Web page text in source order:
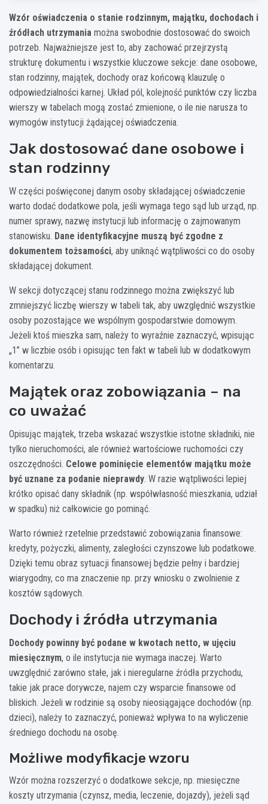
pełne, rzetelne i zgodne z prawdą, a moja sytuacja
rodzinna, majątkowa i dochodowa została przedstawiona w sposób wyczerpujący.
podstawie art. 233 § 1 Kodeksu karnego.
Miejscowość: …………………………………………………., dnia: ………….. / ………….. / …………………..
……………………………………………………..
Wzór pomocniczy – dostosuj treść do wymogów sądu, urzędu lub innej instytucji.
Wzór oświadczenia o stanie rodzinnym, majątku, dochodach i
źródłach utrzymania można swobodnie dostosować do swoich
potrzeb. Najważniejsze jest to, aby zachować przejrzystą
strukturę dokumentu i wszystkie kluczowe sekcje: dane osobowe,
stan rodzinny, majątek, dochody oraz końcową klauzulę o
odpowiedzialności karnej. Układ pól, kolejność punktów czy liczba
wierszy w tabelach mogą zostać zmienione, o ile nie narusza to
wymogów instytucji żądającej oświadczenia.
Jak dostosować dane osobowe i
stan rodzinny
W części poświęconej danym osoby składającej oświadczenie
warto dodać dodatkowe pola, jeśli wymaga tego sąd lub urząd, np.
numer sprawy, nazwę instytucji lub informację o zajmowanym
stanowisku. Dane identyfikacyjne muszą być zgodne z
dokumentem tożsamości, aby uniknąć wątpliwości co do osoby
składającej dokument.
W sekcji dotyczącej stanu rodzinnego można zwiększyć lub
zmniejszyć liczbę wierszy w tabeli tak, aby uwzględnić wszystkie
osoby pozostające we wspólnym gospodarstwie domowym.
Jeżeli ktoś mieszka sam, należy to wyraźnie zaznaczyć, wpisując
„1” w liczbie osób i opisując ten fakt w tabeli lub w dodatkowym
komentarzu.
Majątek oraz zobowiązania – na
co uważać
Opisując majątek, trzeba wskazać wszystkie istotne składniki, nie
tylko nieruchomości, ale również wartościowe ruchomości czy
oszczędności. Celowe pominięcie elementów majątku może
być uznane za podanie nieprawdy. W razie wątpliwości lepiej
krótko opisać dany składnik (np. współwłasność mieszkania, udział
w spadku) niż całkowicie go pominąć.
Warto również rzetelnie przedstawić zobowiązania finansowe:
kredyty, pożyczki, alimenty, zaległości czynszowe lub podatkowe.
Dzięki temu obraz sytuacji finansowej będzie pełny i bardziej
wiarygodny, co ma znaczenie np. przy wniosku o zwolnienie z
kosztów sądowych.
Dochody i źródła utrzymania
Dochody powinny być podane w kwotach netto, w ujęciu
miesięcznym, o ile instytucja nie wymaga inaczej. Warto
uwzględnić zarówno stałe, jak i nieregularne źródła przychodu,
takie jak prace dorywcze, najem czy wsparcie finansowe od
bliskich. Jeżeli w rodzinie są osoby nieosiągające dochodów (np.
dzieci), należy to zaznaczyć, ponieważ wpływa to na wyliczenie
średniego dochodu na osobę.
Możliwe modyfikacje wzoru
Wzór można rozszerzyć o dodatkowe sekcje, np. miesięczne
koszty utrzymania (czynsz, media, leczenie, dojazdy), jeżeli sąd